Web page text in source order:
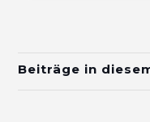
Beiträge in